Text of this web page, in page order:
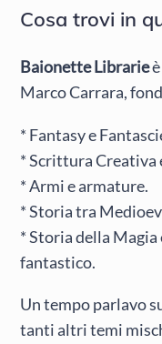
Cosa trovi in
Baionette Librarieè
Marco Carrara,
* Fantasy e
* Scrittura Creativa
* Armi e armature.
* Storia tra
* Storia della Magia
fantastico.
Un tempo parlavo
tanti altri temi